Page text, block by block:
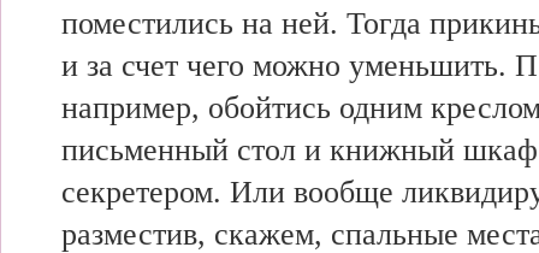
поместились на ней. Тогда
и за счет чего можно уменьшить.
например, обойтись одним
письменный стол и книжный шкаф
секретером. Или вообще
разместив, скажем, спальные